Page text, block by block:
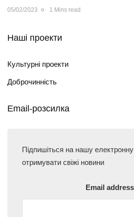
05/02/2023 1 Mins read
Наші проекти
Культурні проекти
Доброчинність
Email-розсилка
Підпишіться на нашу
отримувати свіжі новини
Email address